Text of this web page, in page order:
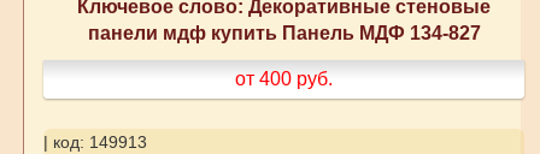
Ключевое слово: Декоративные стеновые
панели мдф купить Панель МДФ 134-827
от 400 руб.
| код: 149913